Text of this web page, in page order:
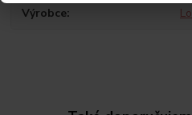
Výrobce